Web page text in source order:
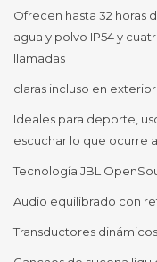
Ofrecen hasta 32 horas
agua y polvo IP54 y
llamadas
claras incluso en
Ideales para deporte,
escuchar lo que ocurre
Tecnología JBL
Audio equilibrado con
Transductores dinámicos